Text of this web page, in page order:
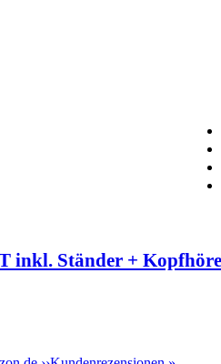
inkl. Ständer +